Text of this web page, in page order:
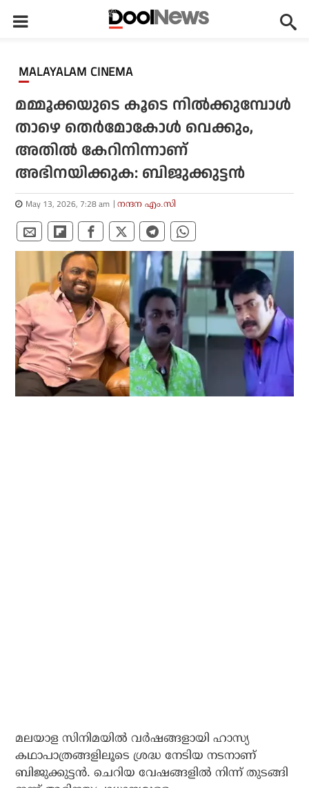
MALAYALAM CINEMA
മമ്മൂക്കയുടെ കൂടെ നിൽക്കുമ്പോൾ
താഴെ തെർമോകോൾ വെക്കും,
അതിൽ കേറിനിന്നാണ്
അഭിനയിക്കുക: ബിജുക്കുട്ടൻ
May 13, 2026, 7:28 am നന്ദന എം.സി
മലയാള സിനിമയിൽ വർഷങ്ങളായി ഹാസ്യ
കഥാപാത്രങ്ങളിലൂടെ ശ്രദ്ധ നേടിയ നടനാണ്
ബിജുക്കുട്ടൻ. ചെറിയ വേഷങ്ങളിൽ നിന്ന് തുടങ്ങി